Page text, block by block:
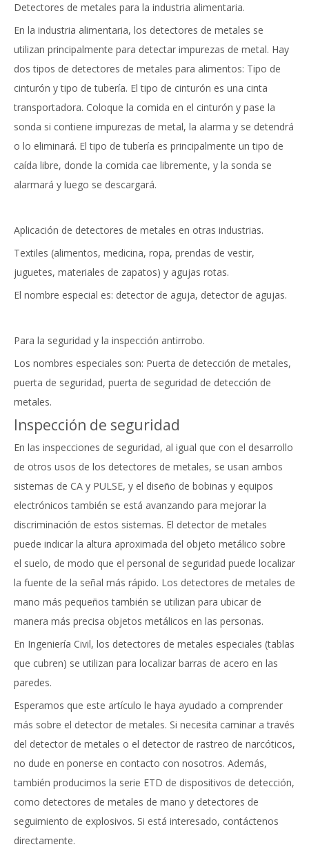
Detectores de metales para la industria alimentaria.
En la industria alimentaria, los detectores de metales se
utilizan principalmente para detectar impurezas de metal. Hay
dos tipos de detectores de metales para alimentos: Tipo de
cinturón y tipo de tubería. El tipo de cinturón es una cinta
transportadora. Coloque la comida en el cinturón y pase la
sonda si contiene impurezas de metal, la alarma y se detendrá
o lo eliminará. El tipo de tubería es principalmente un tipo de
caída libre, donde la comida cae libremente, y la sonda se
alarmará y luego se descargará.
Aplicación de detectores de metales en otras industrias.
Textiles (alimentos, medicina, ropa, prendas de vestir,
juguetes, materiales de zapatos) y agujas rotas.
El nombre especial es: detector de aguja, detector de agujas.
Para la seguridad y la inspección antirrobo.
Los nombres especiales son: Puerta de detección de metales,
puerta de seguridad, puerta de seguridad de detección de
metales.
Inspección de seguridad
En las inspecciones de seguridad, al igual que con el desarrollo
de otros usos de los detectores de metales, se usan ambos
sistemas de CA y PULSE, y el diseño de bobinas y equipos
electrónicos también se está avanzando para mejorar la
discriminación de estos sistemas. El detector de metales
puede indicar la altura aproximada del objeto metálico sobre
el suelo, de modo que el personal de seguridad puede localizar
la fuente de la señal más rápido. Los detectores de metales de
mano más pequeños también se utilizan para ubicar de
manera más precisa objetos metálicos en las personas.
En Ingeniería Civil, los detectores de metales especiales (tablas
que cubren) se utilizan para localizar barras de acero en las
paredes.
Esperamos que este artículo le haya ayudado a comprender
más sobre el detector de metales. Si necesita caminar a través
del detector de metales o el detector de rastreo de narcóticos,
no dude en ponerse en contacto con nosotros. Además,
también producimos la serie ETD de dispositivos de detección,
como detectores de metales de mano y detectores de
seguimiento de explosivos. Si está interesado, contáctenos
directamente.